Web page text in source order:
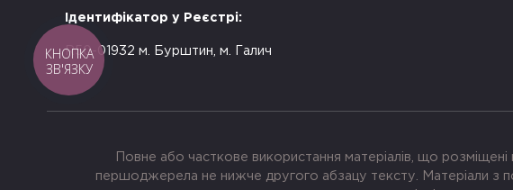
Ідентифікатор у Реєстрі:
R50-01932 м. Бурштин, м. Галич
Повне або часткове використання матеріалів, що розміщені
першоджерела не нижче другого абзацу тексту. Матеріали з
КНОПКА
ЗВ'ЯЗКУ